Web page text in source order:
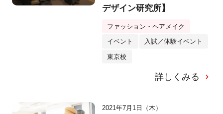
デザイン研究所】
ファッション・ヘアメイク
イベント 入試／体験イベント
東京校
詳しくみる
2021年7月1日（木）